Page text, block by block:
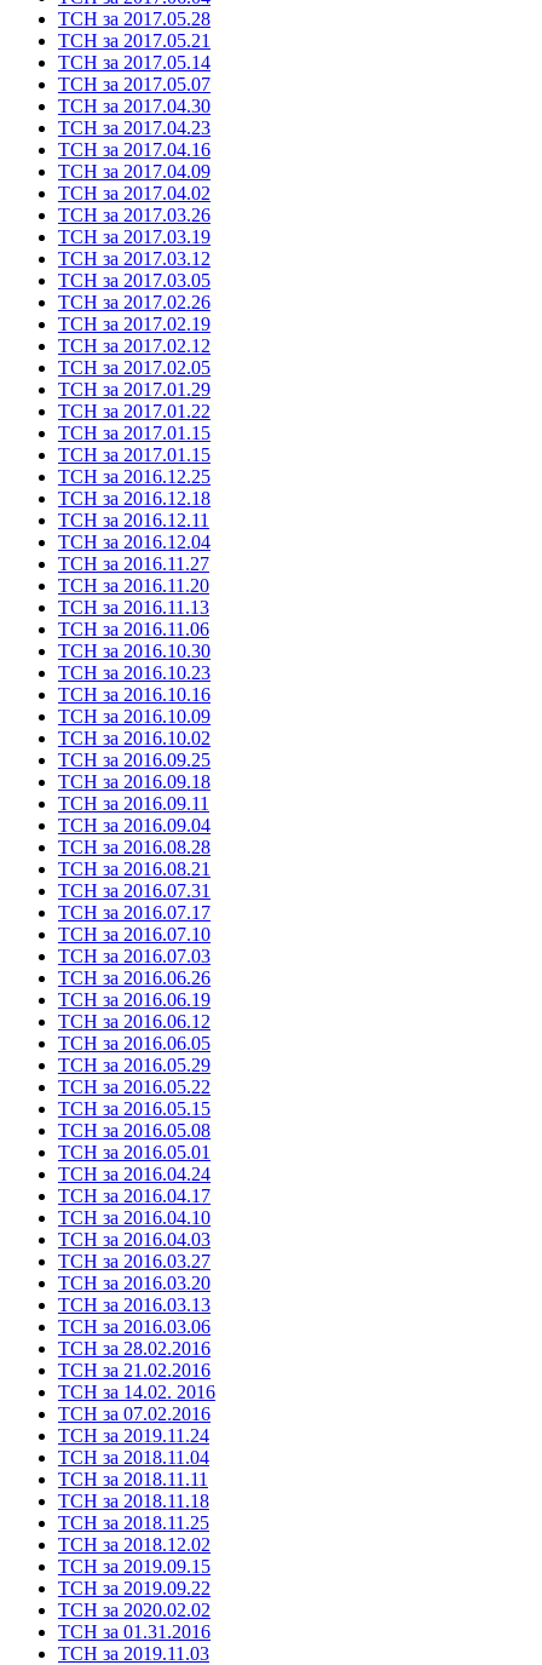
ТСН за 2017.05.28
ТСН за 2017.05.21
ТСН за 2017.05.14
ТСН за 2017.05.07
ТСН за 2017.04.30
ТСН за 2017.04.23
ТСН за 2017.04.16
ТСН за 2017.04.09
ТСН за 2017.04.02
ТСН за 2017.03.26
ТСН за 2017.03.19
ТСН за 2017.03.12
ТСН за 2017.03.05
ТСН за 2017.02.26
ТСН за 2017.02.19
ТСН за 2017.02.12
ТСН за 2017.02.05
ТСН за 2017.01.29
ТСН за 2017.01.22
ТСН за 2017.01.15
ТСН за 2017.01.15
ТСН за 2016.12.25
ТСН за 2016.12.18
ТСН за 2016.12.11
ТСН за 2016.12.04
ТСН за 2016.11.27
ТСН за 2016.11.20
ТСН за 2016.11.13
ТСН за 2016.11.06
ТСН за 2016.10.30
ТСН за 2016.10.23
ТСН за 2016.10.16
ТСН за 2016.10.09
ТСН за 2016.10.02
ТСН за 2016.09.25
ТСН за 2016.09.18
ТСН за 2016.09.11
ТСН за 2016.09.04
ТСН за 2016.08.28
ТСН за 2016.08.21
ТСН за 2016.07.31
ТСН за 2016.07.17
ТСН за 2016.07.10
ТСН за 2016.07.03
ТСН за 2016.06.26
ТСН за 2016.06.19
ТСН за 2016.06.12
ТСН за 2016.06.05
ТСН за 2016.05.29
ТСН за 2016.05.22
ТСН за 2016.05.15
ТСН за 2016.05.08
ТСН за 2016.05.01
ТСН за 2016.04.24
ТСН за 2016.04.17
ТСН за 2016.04.10
ТСН за 2016.04.03
ТСН за 2016.03.27
ТСН за 2016.03.20
ТСН за 2016.03.13
ТСН за 2016.03.06
ТСН за 28.02.2016
ТСН за 21.02.2016
ТСН за 14.02. 2016
ТСН за 07.02.2016
ТСН за 2019.11.24
ТСН за 2018.11.04
ТСН за 2018.11.11
ТСН за 2018.11.18
ТСН за 2018.11.25
ТСН за 2018.12.02
ТСН за 2019.09.15
ТСН за 2019.09.22
ТСН за 2020.02.02
ТСН за 01.31.2016
ТСН за 2019.11.03